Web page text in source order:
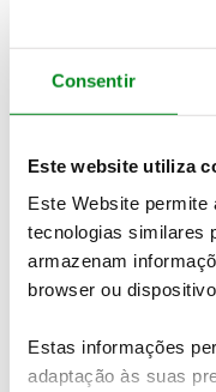
Consentir
Este website utiliza
Este Website permite
tecnologias similares
armazenam
browser ou
Estas informações
adaptação às suas